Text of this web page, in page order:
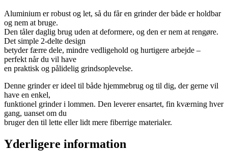
Aluminium er robust og let, så du får en grinder der både er holdbar
og nem at bruge.
Den tåler daglig brug uden at deformere, og den er nem at rengøre.
Det simple 2-delte design
betyder færre dele, mindre vedligehold og hurtigere arbejde –
perfekt når du vil have
en praktisk og pålidelig grindsoplevelse.
Denne grinder er ideel til både hjemmebrug og til dig, der gerne vil
have en enkel,
funktionel grinder i lommen. Den leverer ensartet, fin kværning hver
gang, uanset om du
bruger den til lette eller lidt mere fiberrige materialer.
Yderligere information